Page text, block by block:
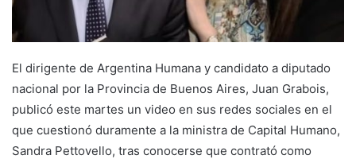
El dirigente de Argentina Humana y candidato a diputado
nacional por la Provincia de Buenos Aires, Juan Grabois,
publicó este martes un video en sus redes sociales en el
que cuestionó duramente a la ministra de Capital Humano,
Sandra Pettovello, tras conocerse que contrató como